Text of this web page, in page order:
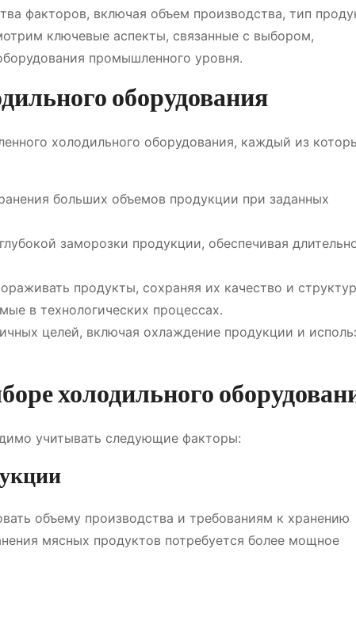
факторов, включая объем производства, тип
ключевые аспекты, связанные с выбором,
промышленного уровня.
оборудования
холодильного оборудования, каждый из
больших объемов продукции при заданных
заморозки продукции, обеспечивая
продукты, сохраняя их качество и
в технологических процессах.
целей, включая охлаждение продукции и
холодильного
учитывать следующие факторы:
объему производства и требованиям к хранению
мясных продуктов потребуется более мощное